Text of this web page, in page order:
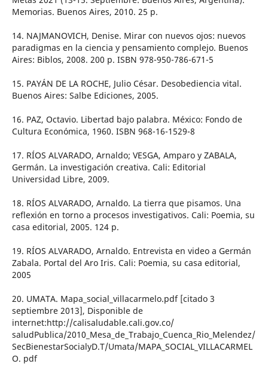
Memorias. Buenos Aires, 2010. 25 p.
14. NAJMANOVICH, Denise. Mirar con nuevos ojos: nuevos
paradigmas en la ciencia y pensamiento complejo. Buenos
Aires: Biblos, 2008. 200 p. ISBN 978-950-786-671-5
15. PAYÁN DE LA ROCHE, Julio César. Desobediencia vital.
Buenos Aires: Salbe Ediciones, 2005.
16. PAZ, Octavio. Libertad bajo palabra. México: Fondo de
Cultura Económica, 1960. ISBN 968-16-1529-8
17. RÍOS ALVARADO, Arnaldo; VESGA, Amparo y ZABALA,
Germán. La investigación creativa. Cali: Editorial
Universidad Libre, 2009.
18. RÍOS ALVARADO, Arnaldo. La tierra que pisamos. Una
reflexión en torno a procesos investigativos. Cali: Poemia, su
casa editorial, 2005. 124 p.
19. RÍOS ALVARADO, Arnaldo. Entrevista en video a Germán
Zabala. Portal del Aro Iris. Cali: Poemia, su casa editorial,
2005
20. UMATA. Mapa_social_villacarmelo.pdf [citado 3
septiembre 2013], Disponible de
internet:http://calisaludable.cali.gov.co/
saludPublica/2010_Mesa_de_Trabajo_Cuenca_Rio_Melendez/
SecBienestarSocialyD.T/Umata/MAPA_SOCIAL_VILLACARMEL
O. pdf